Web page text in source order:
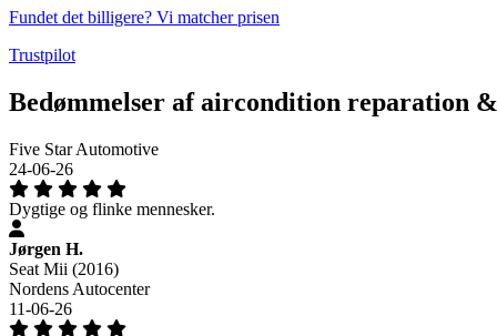
Fundet det billigere? Vi matcher prisen
Trustpilot
Bedømmelser af aircondition reparation
Five Star Automotive
24-06-26
Dygtige og flinke mennesker.
Jørgen H.
Seat Mii (2016)
Nordens Autocenter
11-06-26